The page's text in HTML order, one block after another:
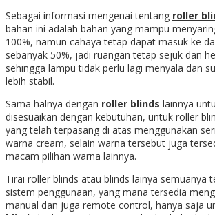
Sebagai informasi mengenai tentang roller
bahan ini adalah bahan yang mampu
100%, namun cahaya tetap dapat masuk ke
sebanyak 50%, jadi ruangan tetap sejuk dan
sehingga lampu tidak perlu lagi menyala dan
lebih stabil.
Sama halnya dengan roller blinds lainnya
disesuaikan dengan kebutuhan, untuk roller
yang telah terpasang di atas menggunakan
warna cream, selain warna tersebut juga
macam pilihan warna lainnya.
Tirai roller blinds atau blinds lainya semuanya
sistem penggunaan, yang mana tersedia
manual dan juga remote control, hanya saja